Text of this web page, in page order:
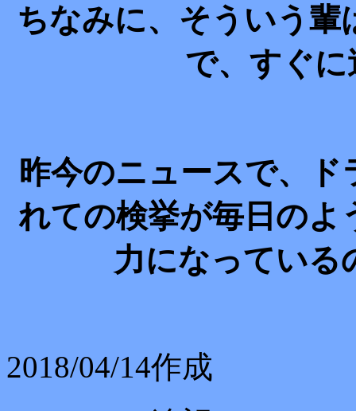
ちなみに、そういう
で、すぐ
昨今のニュースで、
れての検挙が毎日のよ
力になっている
2018/04/14作成